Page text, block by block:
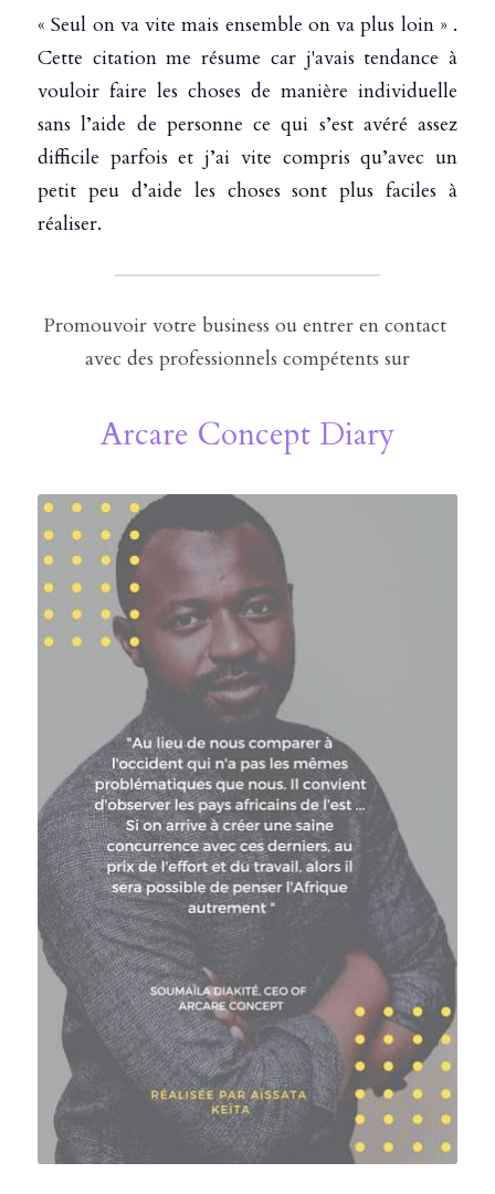
« Seul on va vite mais ensemble on va plus loin » .
Cette citation me résume car j'avais tendance à
vouloir faire les choses de manière individuelle
sans l’aide de personne ce qui s’est avéré assez
difficile parfois et j’ai vite compris qu’avec un
petit peu d’aide les choses sont plus faciles à
réaliser.
Promouvoir votre business ou entrer en contact
avec des professionnels compétents sur
Arcare Concept Diary